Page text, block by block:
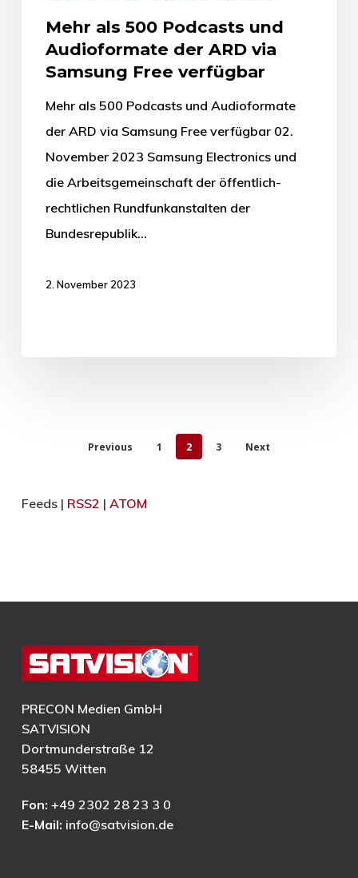
Mehr als 500 Podcasts und
Audioformate der ARD via
Samsung Free verfügbar
Mehr als 500 Podcasts und Audioformate
der ARD via Samsung Free verfügbar 02.
November 2023 Samsung Electronics und
die Arbeitsgemeinschaft der öffentlich-
rechtlichen Rundfunkanstalten der
Bundesrepublik…
2. November 2023
Previous 1 2 3 Next
Feeds | RSS2 | ATOM
PRECON Medien GmbH
SATVISION
Dortmunderstraße 12
58455 Witten
Fon: +49 2302 28 23 3 0
E-Mail: info@satvision.de